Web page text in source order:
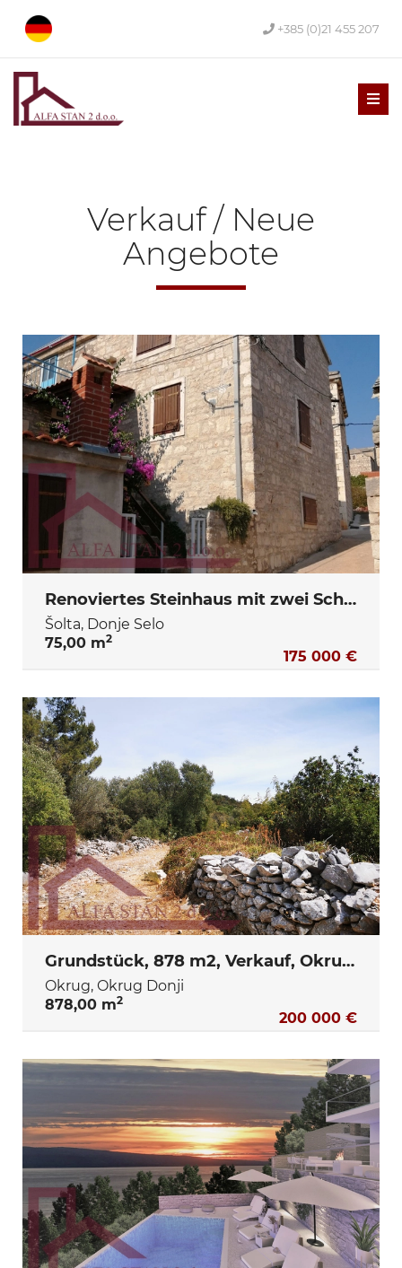
+385 (0)21 455 207
Verkauf / Neue
Angebote
Renoviertes Steinhaus mit zwei Schlafzimmern und Innenhof
Šolta, Donje Selo
75,00 m2
175 000 €
Grundstück, 878 m2, Verkauf, Okrug - Okrug Donji
Okrug, Okrug Donji
878,00 m2
200 000 €